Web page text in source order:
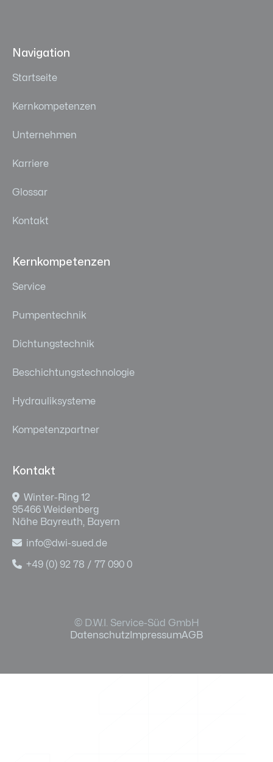
Navigation
Startseite
Kernkompetenzen
Unternehmen
Karriere
Glossar
Kontakt
Kernkompetenzen
Service
Pumpentechnik
Dichtungstechnik
Beschichtungstechnologie
Hydrauliksysteme
Kompetenzpartner
Kontakt
 Winter-Ring 12
95466 Weidenberg
Nähe Bayreuth, Bayern
 info@dwi-sued.de
 +49 (0) 92 78 / 77 090 0
Datenschutz ImpressumAGB
© D.W.I. Service-Süd GmbH